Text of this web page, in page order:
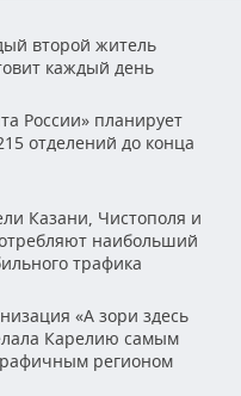
второй житель
каждый день
России» планирует
отделений до конца
Казани, Чистополя и
наибольший
трафика
«А зори здесь
Карелию самым
регионом